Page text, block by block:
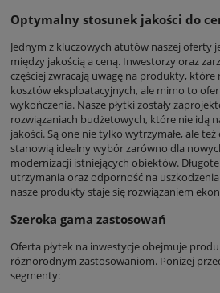
Optymalny stosunek jakości do
Jednym z kluczowych atutów naszej oferty
między jakością a ceną. Inwestorzy oraz
częściej zwracają uwagę na produkty,
kosztów eksploatacyjnych, ale mimo to
wykończenia. Nasze płytki zostały
rozwiązaniach budżetowych, które nie idą
jakości. Są one nie tylko wytrzymałe, ale
stanowią idealny wybór zarówno dla
modernizacji istniejących obiektów.
utrzymania oraz odporność na
nasze produkty staje się rozwiązaniem
Szeroka gama zastosowań
Oferta płytek na inwestycje obejmuje
różnorodnym zastosowaniom. Poniżej
segmenty: